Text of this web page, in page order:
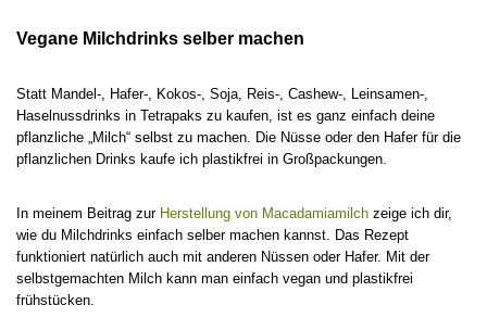
Vegane Milchdrinks selber machen
Statt Mandel-, Hafer-, Kokos-, Soja, Reis-, Cashew-, Leinsamen-,
Haselnussdrinks in Tetrapaks zu kaufen, ist es ganz einfach deine
pflanzliche „Milch“ selbst zu machen. Die Nüsse oder den Hafer für die
pflanzlichen Drinks kaufe ich plastikfrei in Großpackungen.
In meinem Beitrag zur Herstellung von Macadamiamilch zeige ich dir,
wie du Milchdrinks einfach selber machen kannst. Das Rezept
funktioniert natürlich auch mit anderen Nüssen oder Hafer. Mit der
selbstgemachten Milch kann man einfach vegan und plastikfrei
frühstücken.